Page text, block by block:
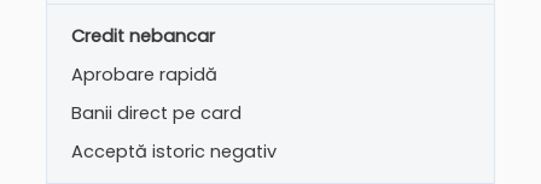
Credit nebancar
Aprobare rapidă
Banii direct pe card
Acceptă istoric negativ